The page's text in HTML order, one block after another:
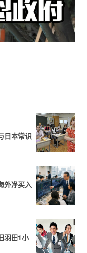
日本常识
外净买入
羽田1小